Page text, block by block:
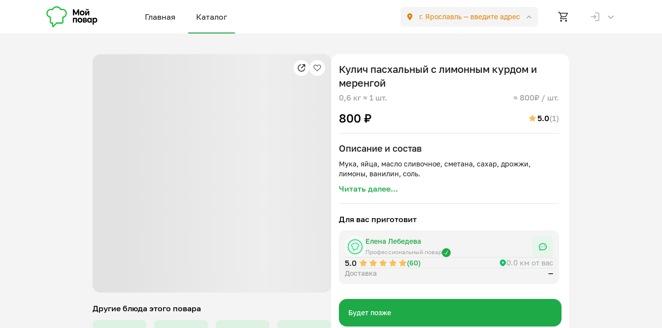
Главная Каталог г. Ярославль — введите адрес
Другие блюда этого повара
Кулич пасхальный с лимонным курдом и
меренгой
0,6 кг ≈ 1 шт. ≈ 800₽ / шт.
800 ₽ 5.0(1)
Описание и состав
Мука, яйца, масло сливочное, сметана, сахар, дрожжи,
Читать далее...
Для вас приготовит
Елена Лебедева
Профессиональный повар
5.0 (60) 0.0 км от вас
Доставка —
Будет позже